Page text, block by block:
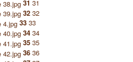
31 31
32 32
33 33
34 34
35 35
36 36